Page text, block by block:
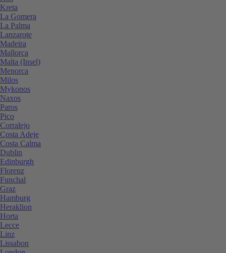
Kreta
La Gomera
La Palma
Lanzarote
Madeira
Mallorca
Malta (Insel)
Menorca
Milos
Mykonos
Naxos
Paros
Pico
Corralejo
Costa Adeje
Costa Calma
Dublin
Edinburgh
Florenz
Funchal
Graz
Hamburg
Heraklion
Horta
Lecce
Linz
Lissabon